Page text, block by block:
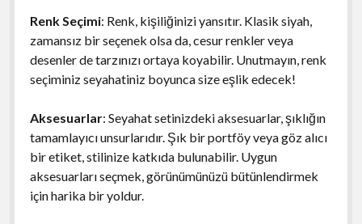
Renk Seçimi: Renk, kişiliğinizi yansıtır. Klasik siyah,
zamansız bir seçenek olsa da, cesur renkler veya
desenler de tarzınızı ortaya koyabilir. Unutmayın, renk
seçiminiz seyahatiniz boyunca size eşlik edecek!
Aksesuarlar: Seyahat setinizdeki aksesuarlar, şıklığın
tamamlayıcı unsurlarıdır. Şık bir portföy veya göz alıcı
bir etiket, stilinize katkıda bulunabilir. Uygun
aksesuarları seçmek, görünümünüzü bütünlendirmek
için harika bir yoldur.